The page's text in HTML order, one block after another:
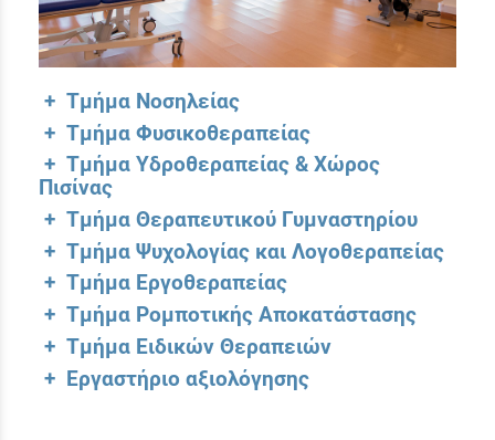
+ Τμήμα Νοσηλείας
+ Τμήμα Φυσικοθεραπείας
+ Τμήμα Υδροθεραπείας & Χώρος
Πισίνας
+ Τμήμα Θεραπευτικού Γυμναστηρίου
+ Τμήμα Ψυχολογίας και Λογοθεραπείας
+ Τμήμα Εργοθεραπείας
+ Τμήμα Ρομποτικής Αποκατάστασης
+ Τμήμα Ειδικών Θεραπειών
+ Εργαστήριο αξιολόγησης